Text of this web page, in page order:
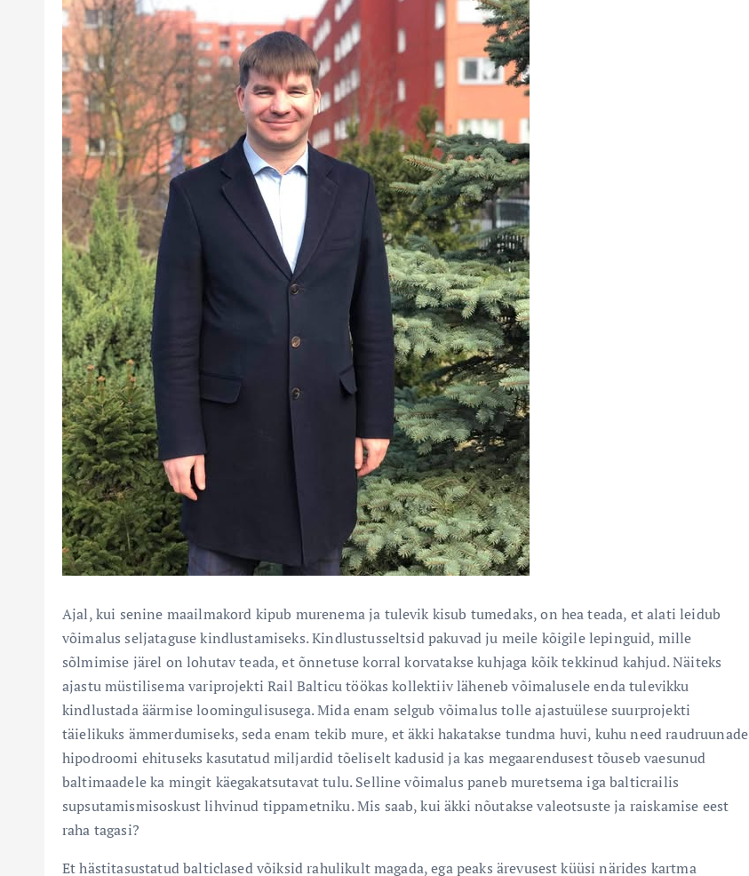
Ajal, kui senine maailmakord kipub murenema ja tulevik kisub tumedaks, on hea teada, et alati leidub
võimalus seljataguse kindlustamiseks. Kindlustusseltsid pakuvad ju meile kõigile lepinguid, mille
sõlmimise järel on lohutav teada, et õnnetuse korral korvatakse kuhjaga kõik tekkinud kahjud. Näiteks
ajastu müstilisema variprojekti Rail Balticu töökas kollektiiv läheneb võimalusele enda tulevikku
kindlustada äärmise loomingulisusega. Mida enam selgub võimalus tolle ajastuülese suurprojekti
täielikuks ämmerdumiseks, seda enam tekib mure, et äkki hakatakse tundma huvi, kuhu need raudruunade
hipodroomi ehituseks kasutatud miljardid tõeliselt kadusid ja kas megaarendusest tõuseb vaesunud
baltimaadele ka mingit käegakatsutavat tulu. Selline võimalus paneb muretsema iga balticrailis
supsutamismisoskust lihvinud tippametniku. Mis saab, kui äkki nõutakse valeotsuste ja raiskamise eest
raha tagasi?
Et hästitasustatud balticlased võiksid rahulikult magada, ega peaks ärevusest küüsi närides kartma